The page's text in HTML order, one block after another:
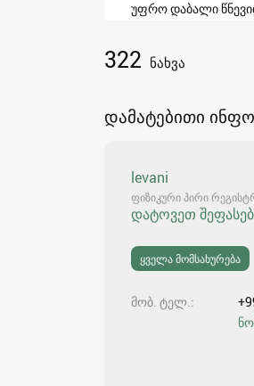
უფრო დაბალი
322 ნახვა
დამატებითი
levani
ფიზიკური პირი
დატოვეთ
ყველა მომსახურება
მობ. ტელ.